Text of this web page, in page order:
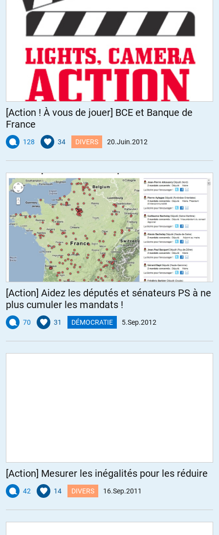
[Action ! À vous de jouer] BCE et Banque de
France
128 34 DIVERS 20.Juin.2012
[Action] Aidez les députés et sénateurs PS à ne
plus cumuler les mandats !
70 31 DÉMOCRATIE 5.Sep.2012
[Action] Mesurer les inégalités pour les réduire
42 14 DIVERS 16.Sep.2011